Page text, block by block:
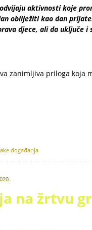
aktivnosti koje
obilježiti kao dan
djece, ali da uključe
zanimljiva priloga
događanja
na žrtvu